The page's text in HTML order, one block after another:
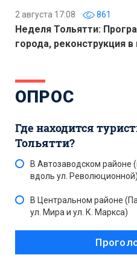
2 августа 17:08 861
Неделя Тольятти:
города, реконструкция
ОПРОС
Где находится
Тольятти?
В Автозаводском районе
вдоль ул. Революционной)
В Центральном районе
ул. Мира и ул. К. Маркса)